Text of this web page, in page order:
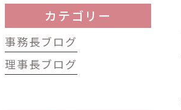
カテゴリー
事務長ブログ
理事長ブログ